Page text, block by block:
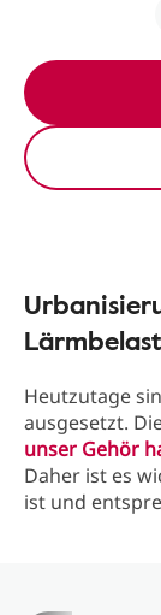
Heutzutage
ausgesetzt.
unser Gehör
Daher ist es
ist und